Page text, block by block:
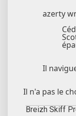
azerty
Il
Il n'a pas le
Breizh Skiff